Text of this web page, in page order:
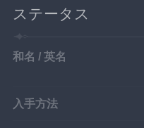
ステータス
和名 / 英名
入手方法